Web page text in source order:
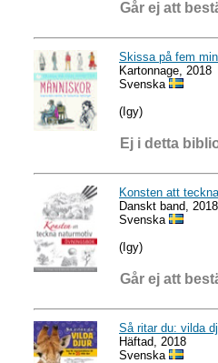
Går ej att
Skissa på fem
Kartonnage, 2018
Svenska
(Igy)
Ej i detta
Konsten att
Danskt band, 2018
Svenska
(Igy)
Går ej att
Så ritar du: vilda
Häftad, 2018
Svenska